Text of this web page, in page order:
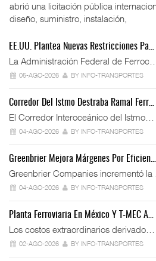
abrió una licitación pública
diseño, suministro, instalación,
EE.UU. Plantea Nuevas Restricciones Pa…
La Administración Federal de Ferroc…
05-AGO-2026 BY INFO-TRANSPORTES
Corredor Del Istmo Destraba Ramal Ferr…
El Corredor Interoceánico del Istmo…
04-AGO-2026 BY INFO-TRANSPORTES
Greenbrier Mejora Márgenes Por Eficien…
Greenbrier Companies incrementó la
04-AGO-2026 BY INFO-TRANSPORTES
Planta Ferroviaria En México Y T-MEC A…
Los costos extraordinarios derivado…
02-AGO-2026 BY INFO-TRANSPORTES